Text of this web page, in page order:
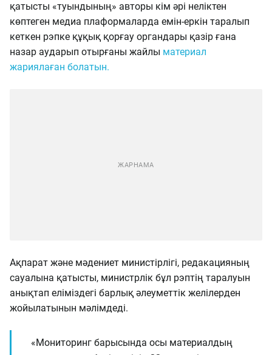
қатысты «туындының» авторы кім әрі неліктен
көптеген медиа плаформаларда емін-еркін таралып
кеткен рэпке құқық қорғау органдары қазір ғана
назар аударып отырғаны жайлы материал
жариялаған болатын.
Ақпарат және мәдениет министірлігі, редакацияның
сауалына қатысты, министрлік бұл рэптің таралуын
анықтап еліміздегі барлық әлеуметтік желілерден
жойылатынын мәлімдеді.
«Мониторинг барысында осы материалдың